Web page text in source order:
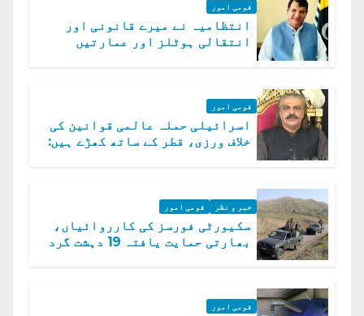
قومی امور
انتظامیہ نے میرے قانونی اور
انتقالی ہوٹلز اور عمارتیں
قومی امور
اسرائیلی حملہ عالمی قوانین کی
خلاف ورزی، قطر کے ساتھ کھڑے ہیں:
خبر و نظر قومی امور
سکیورٹی فورسز کی کارروائیاں،
بھارتی حمایت یافتہ 19 دہشت گرد
قومی امور